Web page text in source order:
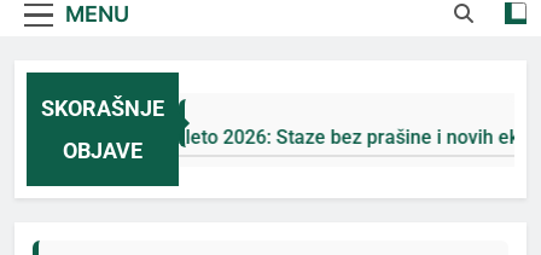
MENU
SKORAŠNJE
OBJAVE
Jahorina leto 2026: Staze bez prašine i novih eko-